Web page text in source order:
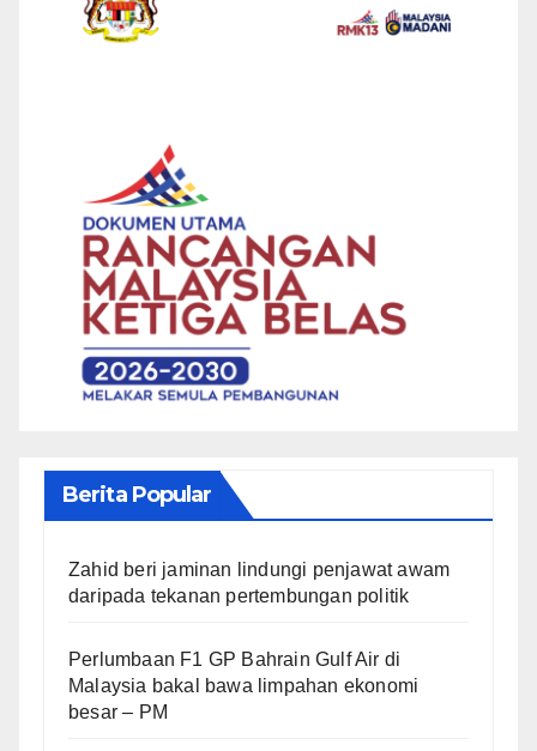
Berita Popular
Zahid beri jaminan lindungi penjawat awam
daripada tekanan pertembungan politik
Perlumbaan F1 GP Bahrain Gulf Air di
Malaysia bakal bawa limpahan ekonomi
besar – PM